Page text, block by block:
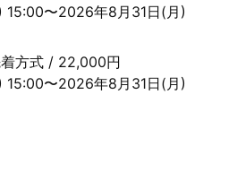
〜2026年8月31日(月)
方式 / 22,000円
〜2026年8月31日(月)